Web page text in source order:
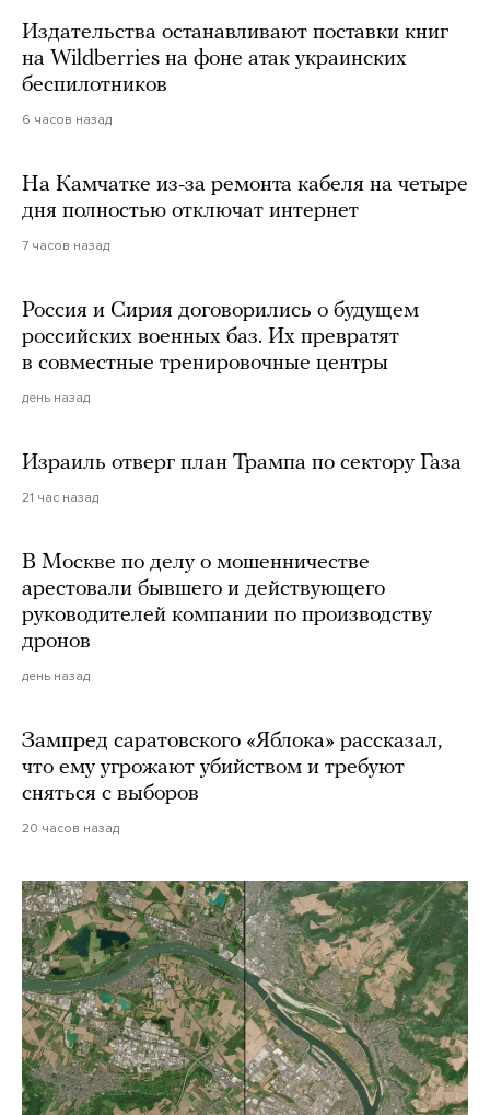
Издательства останавливают поставки книг
на Wildberries на фоне атак украинских
беспилотников
6 часов назад
На Камчатке из-за ремонта кабеля на четыре
дня полностью отключат интернет
7 часов назад
Россия и Сирия договорились о будущем
российских военных баз. Их превратят
в совместные тренировочные центры
день назад
Израиль отверг план Трампа по сектору Газа
21 час назад
В Москве по делу о мошенничестве
арестовали бывшего и действующего
руководителей компании по производству
дронов
день назад
Зампред саратовского «Яблока» рассказал,
что ему угрожают убийством и требуют
сняться с выборов
20 часов назад